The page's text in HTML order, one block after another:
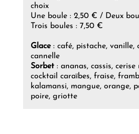
choix
Une boule : 2,50 € / Deux
Trois boules : 7,50 €
Glace : café, pistache, vanille,
cannelle
Sorbet : ananas, cassis,
cocktail caraïbes, fraise,
kalamansi, mangue, orange,
poire, griotte